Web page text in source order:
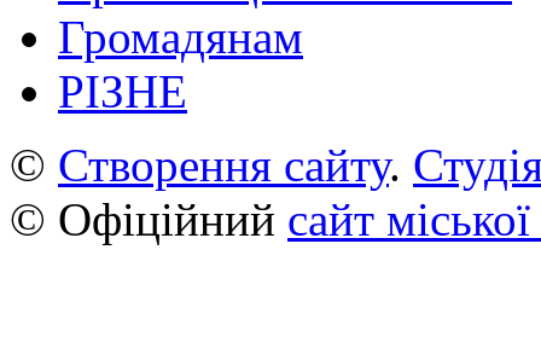
Громадянам
РІЗНЕ
© Створення сайту.
© Офіційний сайт